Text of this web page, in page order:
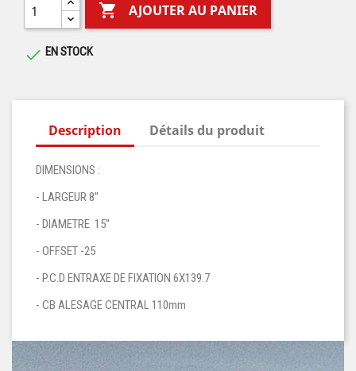
 AJOUTER AU PANIER
 EN STOCK
Description Détails du produit
DIMENSIONS :
- LARGEUR 8''
- DIAMETRE 15''
- OFFSET -25
- P.C.D ENTRAXE DE FIXATION 6X139.7
- CB ALESAGE CENTRAL 110mm